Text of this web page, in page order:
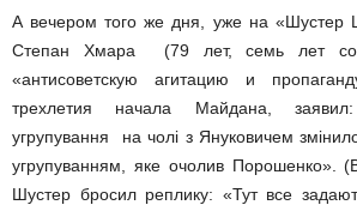
А вечером того же дня, уже на «Шустер
Степан Хмара (79 лет, семь лет
«антисоветскую агитацию и
трехлетия начала Майдана,
угрупування на чолі з Януковичем
угрупуванням, яке очолив Порошенко».
Шустер бросил реплику: «Тут все